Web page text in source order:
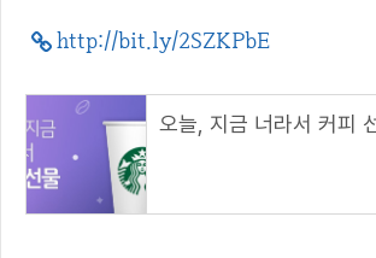
http://bit.ly/2SZKPbE
오늘, 지금 너라서 커피